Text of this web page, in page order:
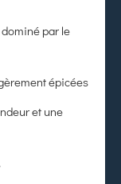
par le
épicées
et une